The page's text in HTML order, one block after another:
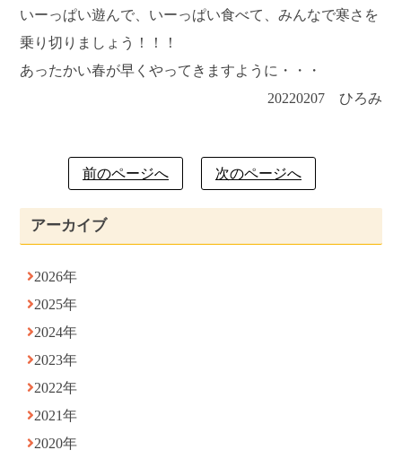
アーカイブ
2026年
2025年
2024年
2023年
2022年
2021年
2020年
いーっぱい遊んで、いーっぱい食べて、みんなで寒さを
乗り切りましょう！！！
あったかい春が早くやってきますように・・・
20220207 ひろみ
前のページへ 次のページへ